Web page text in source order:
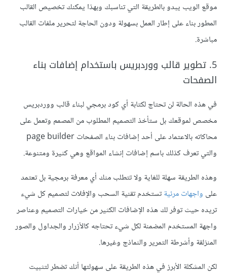
موقع الويب يبدو بالطريقة التي تناسبك وبهذا يمكنك تخصيص القالب
المطور بناء على إطار العمل بسهولة ودون الحاجة لتحرير ملفات القالب
مباشرة.
5. تطوير قالب ووردبريس باستخدام إضافات بناء
الصفحات
في هذه الحالة لن تحتاج لكتابة أي كود برمجي لبناء قالب ووردبريس
مخصص لموقعك بل ستأخذ التصميم المطلوب من المصمم وتعمل على
محاكاته بالاعتماد على أحد إضافات بناء الصفحات page builder
والتي تعرف كذلك باسم إضافات إنشاء المواقع وهي كثيرة ومتنوعة.
وهذه الطريقة سهلة للغاية ولا تتطلب منك أي معرفة برمجية بل تعتمد
على واجهات مرئيةتستخدم تقنية السحب والإفلات لتصميم كل شيء
تريده حيث توفر لك هذه الإضافات الكثير من خيارات التصميم وعناصر
واجهة المستخدم المضمنة لكل شيء تحتاجه كالأزرار والجداول والصور
المنزلقة وأشرطة التمرير والنماذج وغيرها.
لكن المشكلة الأبرز في هذه الطريقة على سهولتها أنك تضطر لتثبيت